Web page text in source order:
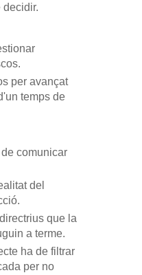
decidir.
per avançat
temps de
comunicar
del
que la
a terme.
ha de filtrar
per no